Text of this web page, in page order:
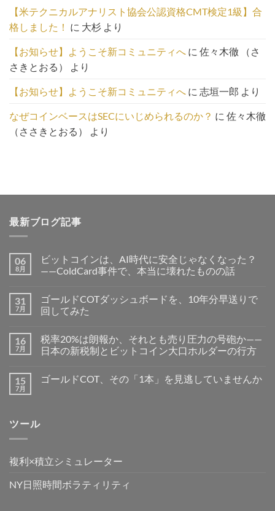
こ
ち
ら
【米テクニカルアナリスト協会公認資格CMT検定1級】合
格しました！ に 大杉 より
【お知らせ】ようこそ新コミュニティへ に 佐々木徹 （さ
さきとおる）
より
【お知らせ】ようこそ新コミュニティへ に 志垣一郎 より
なぜコインベースはSECにいじめられるのか？ に 佐々木徹
（ささきとおる）
より
最新ブログ記事
06
8月
ビットコインは、AI時代に安全じゃなくなった？
——ColdCard事件で、本当に壊れたものの話
31
7月
ゴールドCOTダッシュボードを、10年分早送りで
回してみた
16
7月
税率20%は朗報か、それとも売り圧力の号砲か——
日本の新税制とビットコイン大口ホルダーの行方
15
7月
ゴールドCOT、その「1本」を見逃していませんか
ツール
複利×積立シミュレーター
NY日照時間ボラティリティ